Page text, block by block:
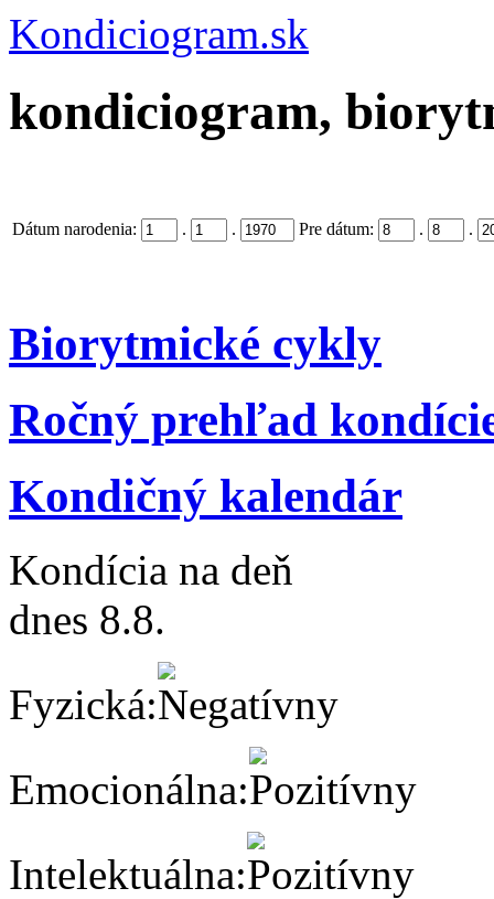
Kondiciogram.sk
kondiciogram,
Dátum narodenia: . . Pre dátum: . .
Biorytmické cykly
Ročný prehľad
Kondičný kalendár
Kondícia na deň
dnes 8.8.
Fyzická:
Emocionálna:
Intelektuálna: